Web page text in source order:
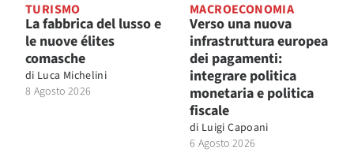
TURISMO
La fabbrica del lusso e
le nuove élites
comasche
di Luca Michelini
8 Agosto 2026
MACROECONOMIA
Verso una nuova
infrastruttura europea
dei pagamenti:
integrare politica
monetaria e politica
fiscale
di Luigi Capoani
6 Agosto 2026